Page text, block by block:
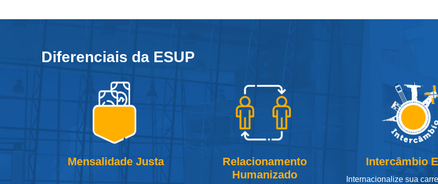
Diferenciais da ESUP
Mensalidade Justa
Relacionamento
Humanizado
Intercâmbio
Internacionalize sua